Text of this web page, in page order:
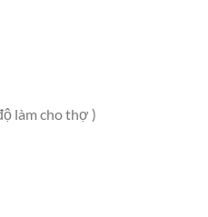
làm cho thợ )